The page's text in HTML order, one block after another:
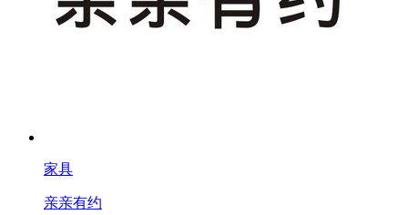
家具
亲亲有约